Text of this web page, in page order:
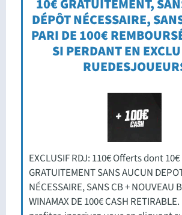
10€ GRATUITEMENT,
DÉPÔT NÉCESSAIRE,
PARI DE 100€
SI PERDANT EN
EXCLUSIF RDJ: 110€ Offerts dont 10€
GRATUITEMENT SANS AUCUN
NÉCESSAIRE, SANS CB + NOUVEAU
WINAMAX DE 100€ CASH